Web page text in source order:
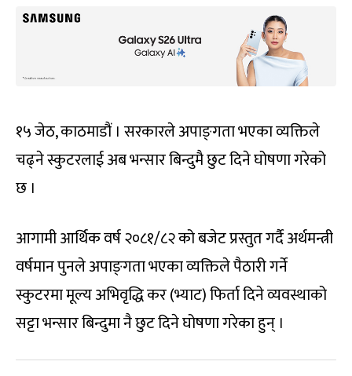
१५ जेठ, काठमाडौं । सरकारले अपाङ्‍गता भएका व्यक्तिले
चढ्ने स्कुटरलाई अब भन्सार बिन्दुमै छुट दिने घोषणा गरेको
छ ।
आगामी आर्थिक वर्ष २०८१/८२ को बजेट प्रस्तुत गर्दै अर्थमन्त्री
वर्षमान पुनले अपाङ्‍गता भएका व्यक्तिले पैठारी गर्ने
स्कुटरमा मूल्य अभिवृद्धि कर (भ्याट) फिर्ता दिने व्यवस्थाको
सट्टा भन्सार बिन्दुमा नै छुट दिने घोषणा गरेका हुन् ।